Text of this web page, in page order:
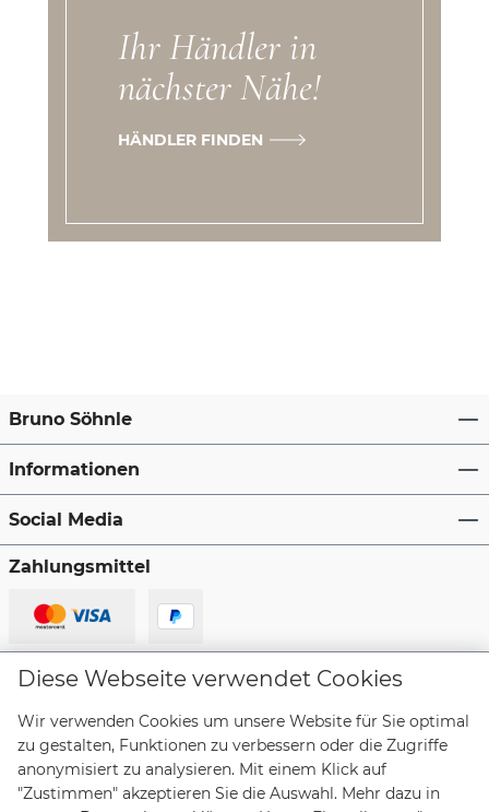
Ihr Händler in
nächster Nähe!
HÄNDLER FINDEN
Bruno Söhnle
Informationen
Social Media
Zahlungsmittel
Lieferanten
Diese Webseite verwendet Cookies
Wir verwenden Cookies um unsere Website für Sie optimal
zu gestalten, Funktionen zu verbessern oder die Zugriffe
anonymisiert zu analysieren. Mit einem Klick auf
"Zustimmen" akzeptieren Sie die Auswahl. Mehr dazu in